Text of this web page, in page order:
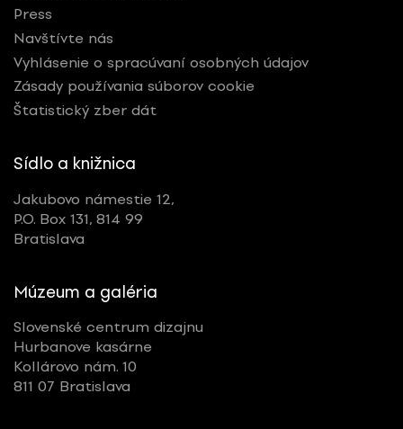
Press
Navštívte nás
Vyhlásenie o spracúvaní osobných údajov
Zásady používania súborov cookie
Štatistický zber dát
Sídlo a knižnica
Jakubovo námestie 12,
P.O. Box 131, 814 99
Bratislava
Múzeum a galéria
Slovenské centrum dizajnu
Hurbanove kasárne
Kollárovo nám. 10
811 07 Bratislava